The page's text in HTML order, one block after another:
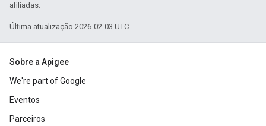
afiliadas.
Última atualização 2026-02-03 UTC.
Sobre a Apigee
We're part of Google
Eventos
Parceiros